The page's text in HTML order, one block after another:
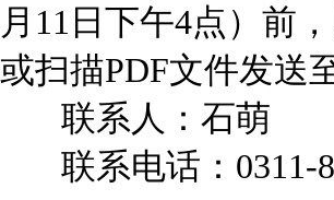
月11日下午4点）前
或扫描PDF文件发送
联系人：石萌
联系电话：0311-